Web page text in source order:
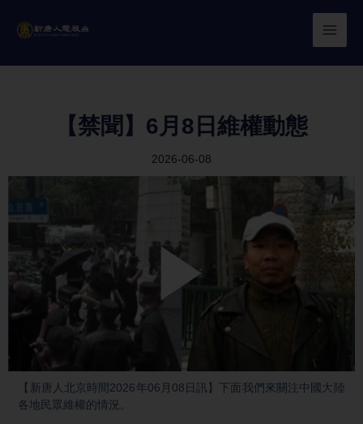
【禁聞】6月8日維權動態
2026-06-08
Video
【新唐人北京時間2026年06月08日訊】下面我們來關注中國大陸
各地民眾維權的情況。